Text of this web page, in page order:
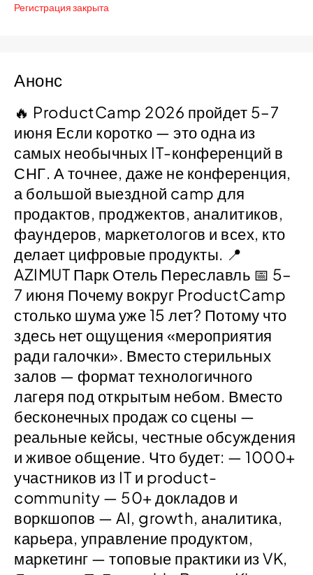
Регистрация закрыта
Анонс
🔥 ProductCamp 2026 пройдет 5–7
июня Если коротко — это одна из
самых необычных IT-конференций в
СНГ. А точнее, даже не конференция,
а большой выездной camp для
продактов, проджектов, аналитиков,
фаундеров, маркетологов и всех, кто
делает цифровые продукты. 📍
AZIMUT Парк Отель Переславль 📅 5–
7 июня Почему вокруг ProductCamp
столько шума уже 15 лет? Потому что
здесь нет ощущения «мероприятия
ради галочки». Вместо стерильных
залов — формат технологичного
лагеря под открытым небом. Вместо
бесконечных продаж со сцены —
реальные кейсы, честные обсуждения
и живое общение. Что будет: — 1000+
участников из IT и product-
community — 50+ докладов и
воркшопов — AI, growth, аналитика,
карьера, управление продуктом,
маркетинг — топовые практики из VK,